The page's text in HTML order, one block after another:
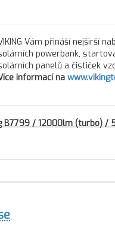
Vám přináší nejširší
powerbank,
panelů a čističek
informací na
B7799 / 12000lm (turbo) /